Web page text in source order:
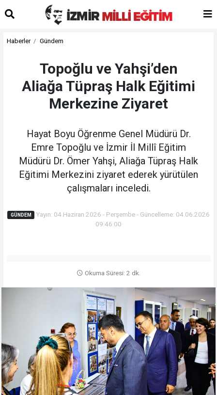
Haberler Gündem
Topoğlu ve Yahşi’den
Aliağa Tüpraş Halk Eğitimi
Merkezine Ziyaret
Hayat Boyu Öğrenme Genel Müdürü Dr.
Emre Topoğlu ve İzmir İl Millî Eğitim
Müdürü Dr. Ömer Yahşi, Aliağa Tüpraş Halk
Eğitimi Merkezini ziyaret ederek yürütülen
çalışmaları inceledi.
GÜNDEM
Yayın: 04 Haziran 2026 - Perşembe - Güncelleme: 04.06.2026
09:46:00
Okuma Süresi: 2 dk.